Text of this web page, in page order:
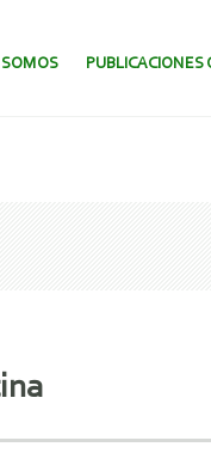
PUBLICACIONES